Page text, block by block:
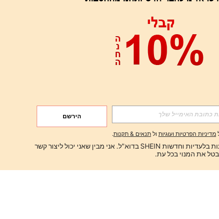
הירשם
מדיניות הפרטיות ועוגיות ול תנאים & תקנות.
ברצוני לקבל הצעות בלעדיות וחדשות SHEIN בדוא"ל. אני מבין שאני יכול ליצור קשר